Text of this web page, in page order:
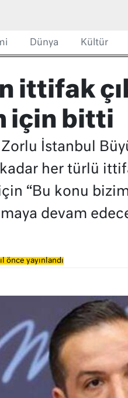
Dünya Kültür
ittifak
için bitti
İstanbul
kadar her türlü
“Bu konu
devam
önce yayınlandı